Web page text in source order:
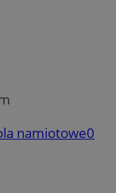
namiotowe0